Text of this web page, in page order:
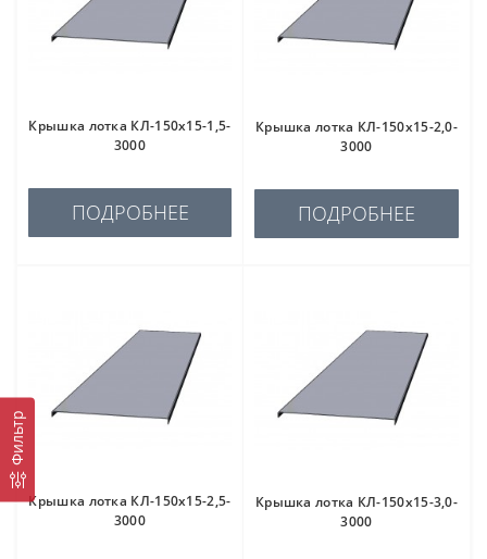
Фильтр
Крышка лотка КЛ-150х15-1,5-
3000
ПОДРОБНЕЕ
Крышка лотка КЛ-150х15-2,0-
3000
ПОДРОБНЕЕ
Крышка лотка КЛ-150х15-2,5-
3000
Крышка лотка КЛ-150х15-3,0-
3000